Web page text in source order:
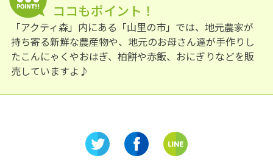
ココもポイント！
「アクティ森」内にある「山里の市」では、地元農家が
持ち寄る新鮮な農産物や、地元のお母さん達が手作りし
たこんにゃくやおはぎ、柏餅や赤飯、おにぎりなどを販
売していますよ♪